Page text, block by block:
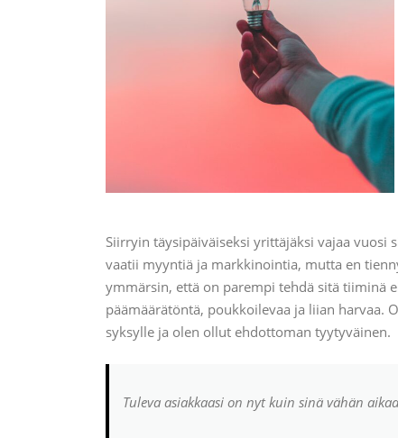
Siirryin täysipäiväiseksi yrittäjäksi vajaa vuosi
vaatii myyntiä ja markkinointia, mutta en
ymmärsin, että on parempi tehdä sitä tiiminä
päämäärätöntä, poukkoilevaa ja liian harvaa.
syksylle ja olen ollut ehdottoman tyytyväinen.
Tuleva asiakkaasi on nyt kuin sinä vähän